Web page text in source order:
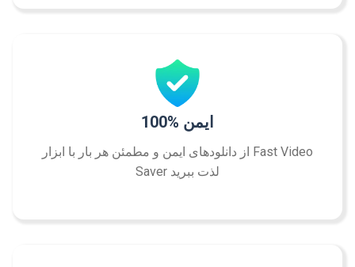
100% ایمن
از دانلودهای ایمن و مطمئن هر بار با ابزار Fast Video
Saver لذت ببرید